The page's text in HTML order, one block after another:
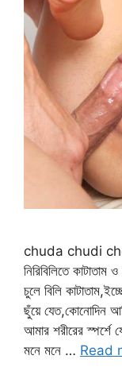
chuda chudi choti
নিরিবিলিতে
চুলে বিলি
ছুঁয়ে যেত,কোনোদিন
আমার শরীরের স্পর্শে
মনে মনে … Read